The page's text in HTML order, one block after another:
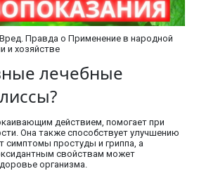
Правда о Применение в народной
и хозяйстве
лечебные
действием, помогает при
Она также способствует улучшению
симптомы простуды и гриппа, а
свойствам может
организма.